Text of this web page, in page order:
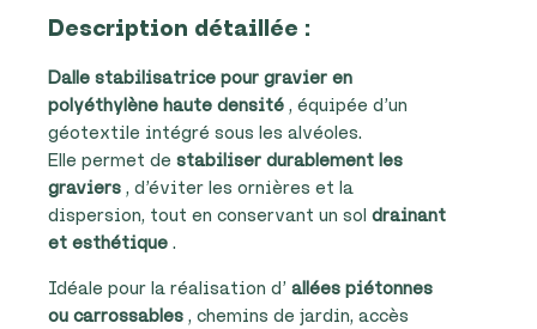
Description détaillée :
Dalle stabilisatrice pour gravier en
polyéthylène haute densité , équipée d’un
géotextile intégré sous les alvéoles.
Elle permet destabiliser durablement les
graviers , d’éviter les ornières et la
dispersion, tout en conservant un soldrainant
et esthétique .
Idéale pour la réalisation d’allées piétonnes
ou carrossables , chemins de jardin, accès